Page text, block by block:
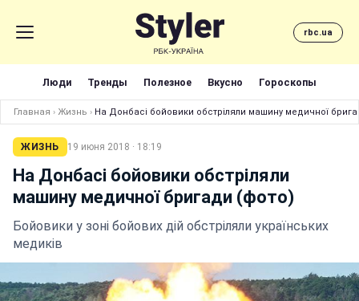
rbc.ua
Люди Тренды Полезное Вкусно Гороскопы
Главная › Жизнь › На Донбасі бойовики обстріляли машину медичної
ЖИЗНЬ 19 июня 2018 · 18:19
На Донбасі бойовики обстріляли
машину медичної бригади (фото)
Бойовики у зоні бойових дій обстріляли українських
медиків